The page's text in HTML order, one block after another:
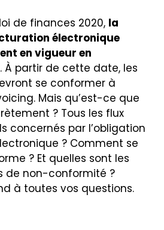
de finances 2020, la
électronique
en vigueur en
. À partir de cette date, les
se conformer à
Mais qu’est-ce que
? Tous les flux
concernés par l’obligation
? Comment se
? Et quelles sont les
de non-conformité ?
à toutes vos questions.